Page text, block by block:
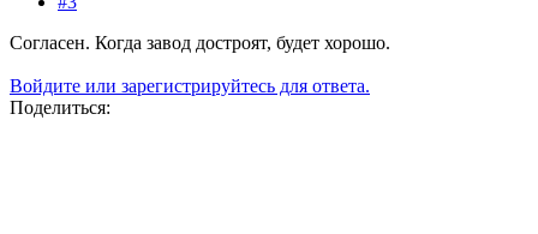
Согласен. Когда завод достроят, будет хорошо.
Войдите или зарегистрируйтесь для ответа.
Поделиться: